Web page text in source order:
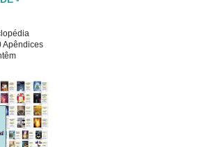
Apêndices